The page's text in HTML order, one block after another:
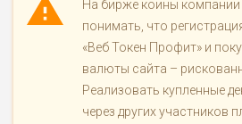
На бирже коины компании
понимать, что
«Веб Токен Профит» и
валюты сайта –
Реализовать купленные
через других участников